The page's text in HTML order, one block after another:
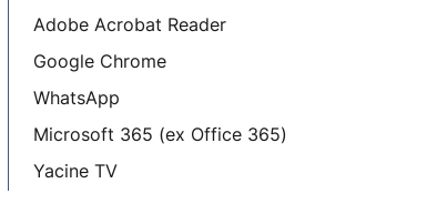
Adobe Acrobat Reader
Google Chrome
WhatsApp
Microsoft 365 (ex Office 365)
Yacine TV